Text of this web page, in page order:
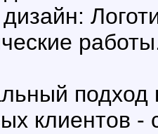
подход
клиентов -